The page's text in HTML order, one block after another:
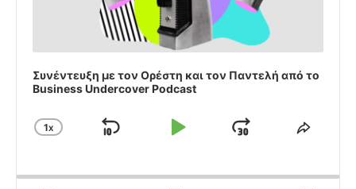
Συνέντευξη με τον Ορέστη και τον Παντελή από το
Business Undercover Podcast
CHANGE
1X
SKIP
PLAY JUMPSHARE